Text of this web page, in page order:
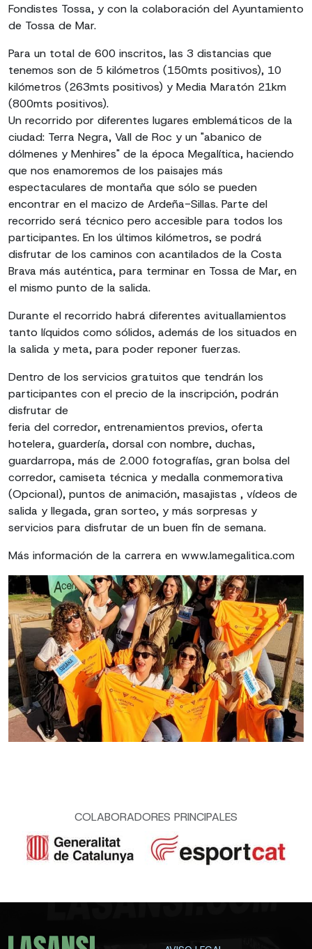
Fondistes Tossa, y con la colaboración del Ayuntamiento
de Tossa de Mar.
Para un total de 600 inscritos, las 3 distancias que
tenemos son de 5 kilómetros (150mts positivos), 10
kilómetros (263mts positivos) y Media Maratón 21km
(800mts positivos).
Un recorrido por diferentes lugares emblemáticos de la
ciudad: Terra Negra, Vall de Roc y un "abanico de
dólmenes y Menhires" de la época Megalítica, haciendo
que nos enamoremos de los paisajes más
espectaculares de montaña que sólo se pueden
encontrar en el macizo de Ardeña-Sillas. Parte del
recorrido será técnico pero accesible para todos los
participantes. En los últimos kilómetros, se podrá
disfrutar de los caminos con acantilados de la Costa
Brava más auténtica, para terminar en Tossa de Mar, en
el mismo punto de la salida.
Durante el recorrido habrá diferentes avituallamientos
tanto líquidos como sólidos, además de los situados en
la salida y meta, para poder reponer fuerzas.
Dentro de los servicios gratuitos que tendrán los
participantes con el precio de la inscripción, podrán
disfrutar de
feria del corredor, entrenamientos previos, oferta
hotelera, guardería, dorsal con nombre, duchas,
guardarropa, más de 2.000 fotografías, gran bolsa del
corredor, camiseta técnica y medalla conmemorativa
(Opcional), puntos de animación, masajistas , vídeos de
salida y llegada, gran sorteo, y más sorpresas y
servicios para disfrutar de un buen fin de semana.
Más información de la carrera en www.lamegalitica.com
COLABORADORES PRINCIPALES